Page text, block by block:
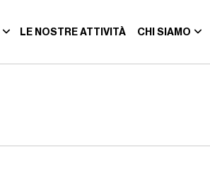
LE NOSTRE ATTIVITÀ CHI SIAMO